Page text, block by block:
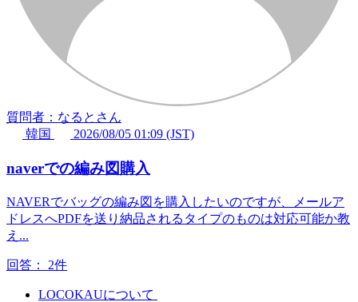
質問者：なるとさん
韓国
2026/08/05 01:09 (JST)
naverでの編み図購入
NAVERでバッグの編み図を購入したいのですが、メールア
ドレスへPDFを送り納品されるタイプのものは対応可能か教
え...
回答： 2件
LOCOKAUについて